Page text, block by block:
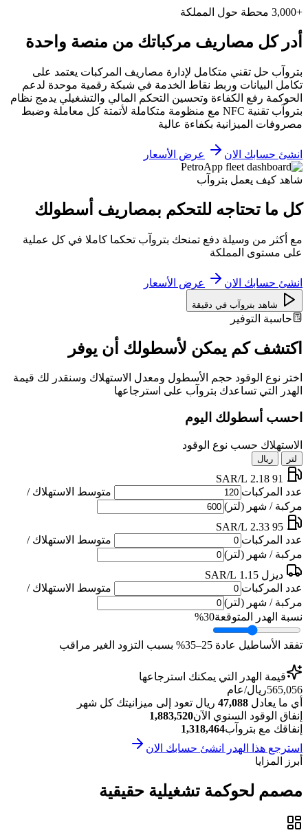
+3,000 محطة حول المملكة
أدر كل مصاريف مركباتك من منصة واحدة
بتروآب حل تقني متكامل لإدارة مصاريف المركبات يعتمد على
تكامل البيانات وربط نقاط الخدمة في شبكة رقمية موحدة لدعم
الحوكمة رفع الكفاءة وتحسين التحكم المالي والتشغيلي يدمج نظام
بتروآب تقنية NFC مع منظومة متكاملة لأتمتة كل معاملة وضبط
مصروفات الميزانية بكفاءة عالية
انشئ حسابك الان عرض الأسعار
شاهد كيف يعمل بتروآب
كل ما تحتاجه للتحكم بمصاريف أسطولك
مع أكثر من وسيلة دفع تمنحك بتروآب تحكما كاملا في كل عملية
على مستوى المملكة
انشئ حسابك الان عرض الأسعار
شاهد بتروآب في دقيقة
حاسبة التوفير
اكتشف كم يمكن لأسطولك أن يوفر
اختر نوع الوقود حجم الأسطول ومعدل الاستهلاك وسنقدر لك قيمة
الهدر التي تساعدك بتروآب على استرجاعها
احسب أسطولك اليوم
الاستهلاك حسب نوع الوقود
لتر ريال
91
2.18 SAR/L
عدد المركبات
متوسط الاستهلاك /
مركبة / شهر (لتر)
95
2.33 SAR/L
عدد المركبات
متوسط الاستهلاك /
مركبة / شهر (لتر)
ديزل 1.15 SAR/L
عدد المركبات
متوسط الاستهلاك /
مركبة / شهر (لتر)
نسبة الهدر المتوقعة30%
تفقد الأساطيل عادة 25–35% بسبب التزود الغير مراقب
قيمة الهدر التي يمكنك استرجاعها
565,056ريال/عام
أي ما يعادل 47,088 ريال تعود إلى ميزانيتك كل شهر
إنفاق الوقود السنوي الآن1,883,520
إنفاقك مع بتروآب1,318,464
استرجع هذا الهدر انشئ حسابك الان
أبرز المزايا
مصمم لحوكمة تشغيلية حقيقية